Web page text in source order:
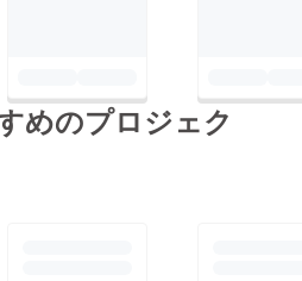
めのプロジェク